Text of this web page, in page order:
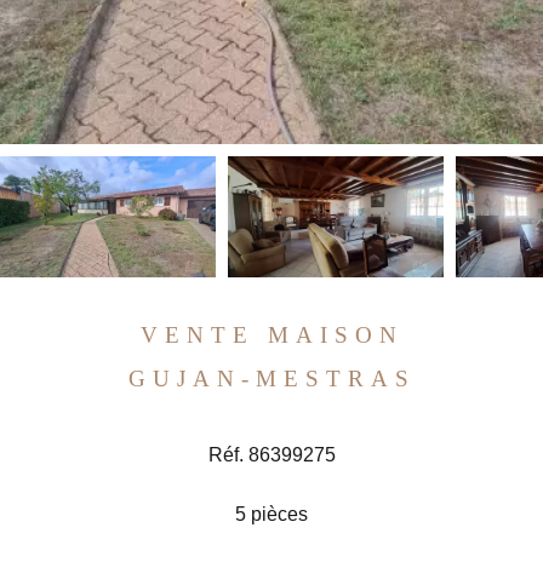
VENTE MAISON
GUJAN-MESTRAS
Réf. 86399275
5 pièces